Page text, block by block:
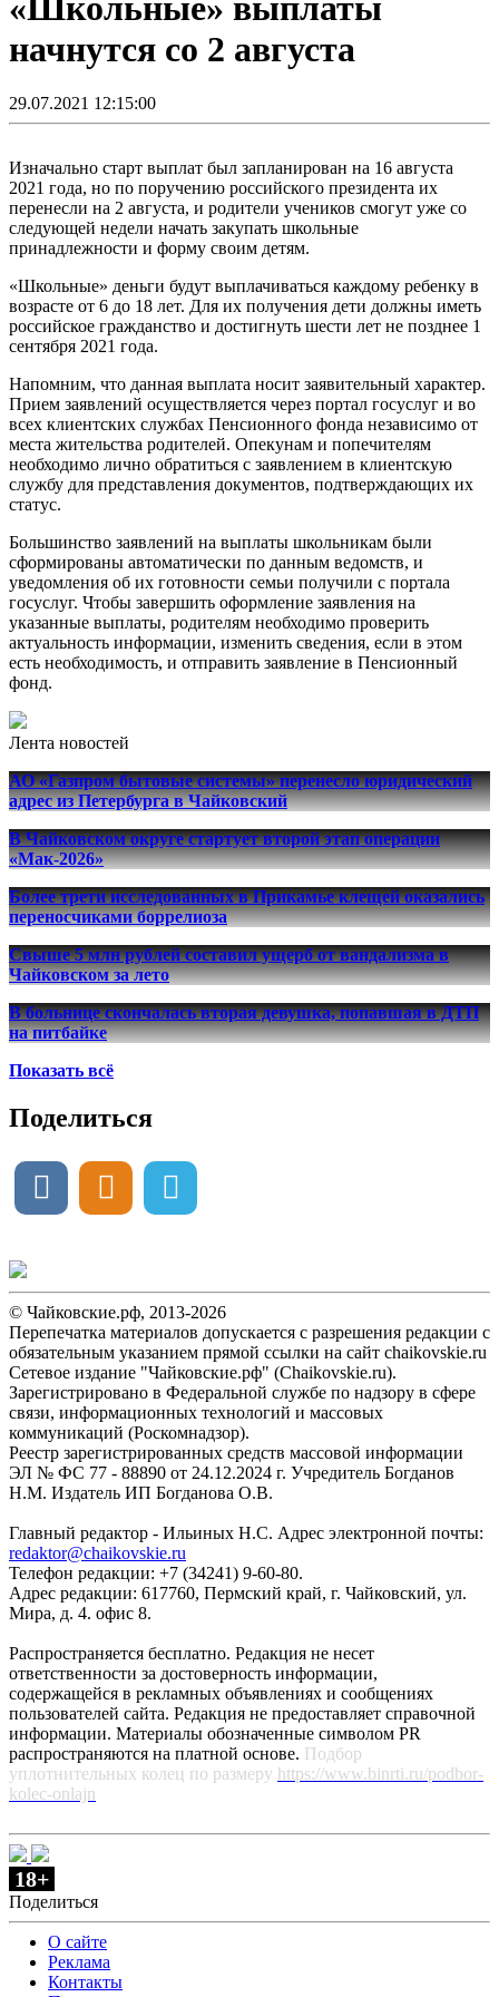
начнутся со 2 августа
29.07.2021 12:15:00
Изначально старт выплат был запланирован на 16 августа
2021 года, но по поручению российского президента их
перенесли на 2 августа, и родители учеников смогут уже со
следующей недели начать закупать школьные
принадлежности и форму своим детям.
«Школьные» деньги будут выплачиваться каждому ребенку в
возрасте от 6 до 18 лет. Для их получения дети должны иметь
российское гражданство и достигнуть шести лет не позднее 1
сентября 2021 года.
Напомним, что данная выплата носит заявительный характер.
Прием заявлений осуществляется через портал госуслуг и во
всех клиентских службах Пенсионного фонда независимо от
места жительства родителей. Опекунам и попечителям
необходимо лично обратиться с заявлением в клиентскую
службу для представления документов, подтверждающих их
статус.
Большинство заявлений на выплаты школьникам были
сформированы автоматически по данным ведомств, и
уведомления об их готовности семьи получили с портала
госуслуг. Чтобы завершить оформление заявления на
указанные выплаты, родителям необходимо проверить
актуальность информации, изменить сведения, если в этом
есть необходимость, и отправить заявление в Пенсионный
фонд.
Лента новостей
АО «Газпром бытовые системы» перенесло юридический
адрес из Петербурга в Чайковский
В Чайковском округе стартует второй этап операции
«Мак-2026»
Более трети исследованных в Прикамье клещей оказались
переносчиками боррелиоза
Свыше 5 млн рублей составил ущерб от вандализма в
Чайковском за лето
В больнице скончалась вторая девушка, попавшая в ДТП
на питбайке
Показать всё
Поделиться
© Чайковские.рф, 2013-2026
Перепечатка материалов допускается с разрешения редакции с
обязательным указанием прямой ссылки на сайт chaikovskie.ru
Сетевое издание "Чайковские.рф" (Chaikovskie.ru).
Зарегистрировано в Федеральной службе по надзору в сфере
связи, информационных технологий и массовых
коммуникаций (Роскомнадзор).
Реестр зарегистрированных средств массовой информации
ЭЛ № ФС 77 - 88890 от 24.12.2024 г. Учредитель Богданов
Н.М. Издатель ИП Богданова О.В.
Главный редактор - Ильиных Н.С. Адрес электронной почты:
redaktor@chaikovskie.ru
Телефон редакции: +7 (34241) 9-60-80.
Адрес редакции: 617760, Пермский край, г. Чайковский, ул.
Мира, д. 4. офис 8.
Распространяется бесплатно. Редакция не несет
ответственности за достоверность информации,
содержащейся в рекламных объявлениях и сообщениях
пользователей сайта. Редакция не предоставляет справочной
информации. Материалы обозначенные символом PR
распространяются на платной основе. Подбор
уплотнительных колец по размеру https://www.binrti.ru/podbor-
kolec-onlajn
18+
Поделиться
О сайте
Реклама
Контакты